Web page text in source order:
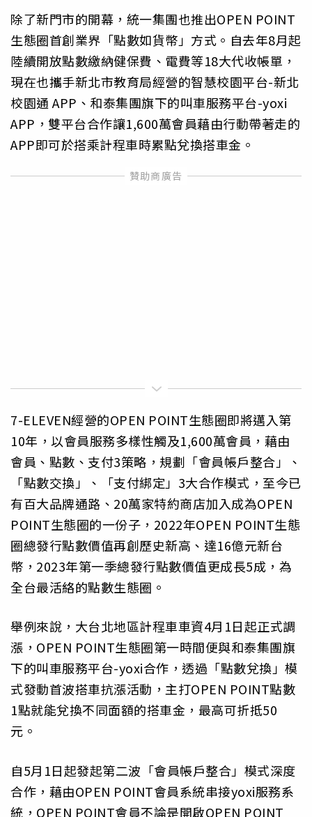
除了新門市的開幕，統一集團也推出OPEN POINT
生態圈首創業界「點數如貨幣」方式。自去年8月起
陸續開放點數繳納健保費、電費等18大代收帳單，
現在也攜手新北市教育局經營的智慧校園平台-新北
校園通 APP、和泰集團旗下的叫車服務平台-yoxi
APP，雙平台合作讓1,600萬會員藉由行動帶著走的
APP即可於搭乘計程車時累點兌換搭車金。
7-ELEVEN經營的OPEN POINT生態圈即將邁入第
10年，以會員服務多樣性觸及1,600萬會員，藉由
會員、點數、支付3策略，規劃「會員帳戶整合」、
「點數交換」、「支付綁定」3大合作模式，至今已
有百大品牌通路、20萬家特約商店加入成為OPEN
POINT生態圈的一份子，2022年OPEN POINT生態
圈總發行點數價值再創歷史新高、達16億元新台
幣，2023年第一季總發行點數價值更成長5成，為
全台最活絡的點數生態圈。
舉例來說，大台北地區計程車車資4月1日起正式調
漲，OPEN POINT生態圈第一時間便與和泰集團旗
下的叫車服務平台-yoxi合作，透過「點數兌換」模
式發動首波搭車抗漲活動，主打OPEN POINT點數
1點就能兌換不同面額的搭車金，最高可折抵50
元。
自5月1日起發起第二波「會員帳戶整合」模式深度
合作，藉由OPEN POINT會員系統串接yoxi服務系
統，OPEN POINT會員不論是開啟OPEN POINT